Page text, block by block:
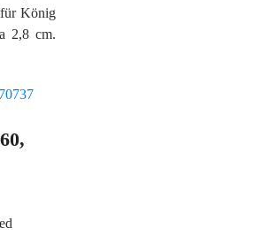
König
2,8 cm.